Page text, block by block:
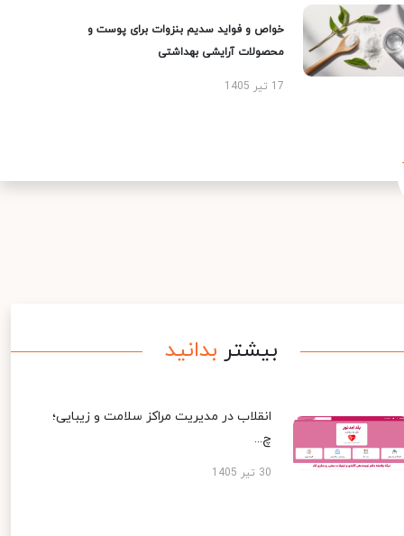
خواص و فواید سدیم بنزوات برای پوست و
محصولات آرایشی بهداشتی
17 تیر 1405
بیشتر بدانید
انقلاب در مدیریت مراکز سلامت و زیبایی؛
چ...
30 تیر 1405